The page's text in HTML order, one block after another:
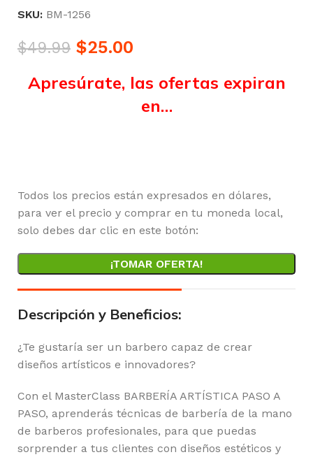
SKU: BM-1256
$49.99 $25.00
Apresúrate, las ofertas expiran
en…
Todos los precios están expresados en dólares,
para ver el precio y comprar en tu moneda local,
solo debes dar clic en este botón:
¡TOMAR OFERTA!
Descripción y Beneficios:
¿Te gustaría ser un barbero capaz de crear
diseños artísticos e innovadores?
Con el MasterClass BARBERÍA ARTÍSTICA PASO A
PASO, aprenderás técnicas de barbería de la mano
de barberos profesionales, para que puedas
sorprender a tus clientes con diseños estéticos y